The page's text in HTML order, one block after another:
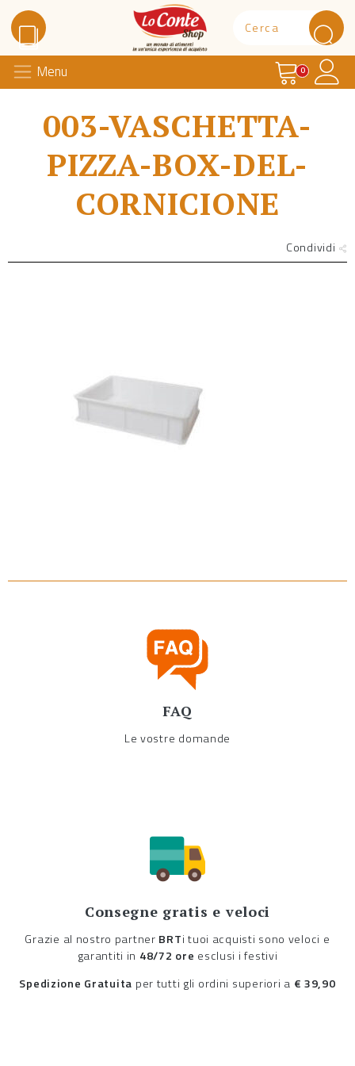
Lo Conte Shop
Menu Carrello
0
003-VASCHETTA-
PIZZA-BOX-DEL-
CORNICIONE
Condividi
FAQ
Le vostre domande
Consegne gratis e veloci
Grazie al nostro partner BRTi tuoi acquisti sono veloci e
garantiti in 48/72 ore esclusi i festivi
Spedizione Gratuita per tutti gli ordini superiori a € 39,90